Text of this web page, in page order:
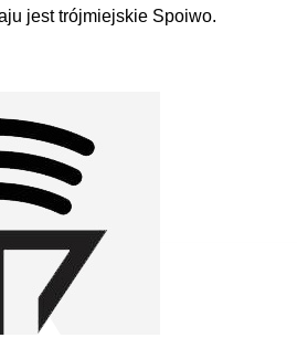
jest trójmiejskie Spoiwo.